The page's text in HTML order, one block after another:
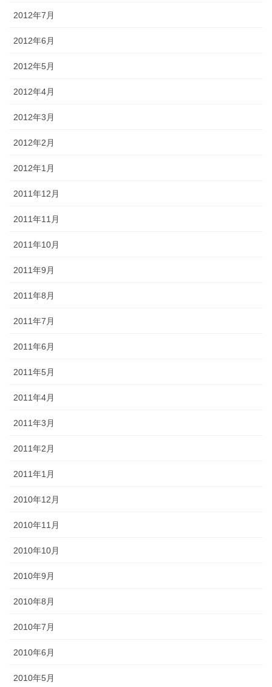
2012年7月
2012年6月
2012年5月
2012年4月
2012年3月
2012年2月
2012年1月
2011年12月
2011年11月
2011年10月
2011年9月
2011年8月
2011年7月
2011年6月
2011年5月
2011年4月
2011年3月
2011年2月
2011年1月
2010年12月
2010年11月
2010年10月
2010年9月
2010年8月
2010年7月
2010年6月
2010年5月